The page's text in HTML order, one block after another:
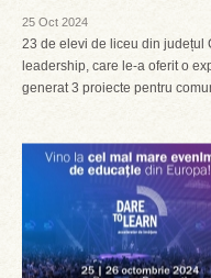
25 Oct 2024
23 de elevi de liceu din județul
leadership, care le-a oferit o
generat 3 proiecte pentru